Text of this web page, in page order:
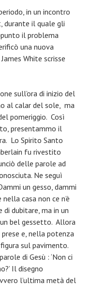
in un incontro
durante il quale gli
il problema
una nuova
White scrisse
sull’ora di inizio del
al calar del sole, ma
pomeriggio. Così
presentammo il
Lo Spirito Santo
fu rivestito
delle parole ad
Ne seguì
un gesso, dammi
nella casa non ce n’è
dubitare, ma in un
bel gessetto. Allora
e, nella potenza
sul pavimento.
di Gesù : ‘Non ci
Il disegno
l’ultima metà del